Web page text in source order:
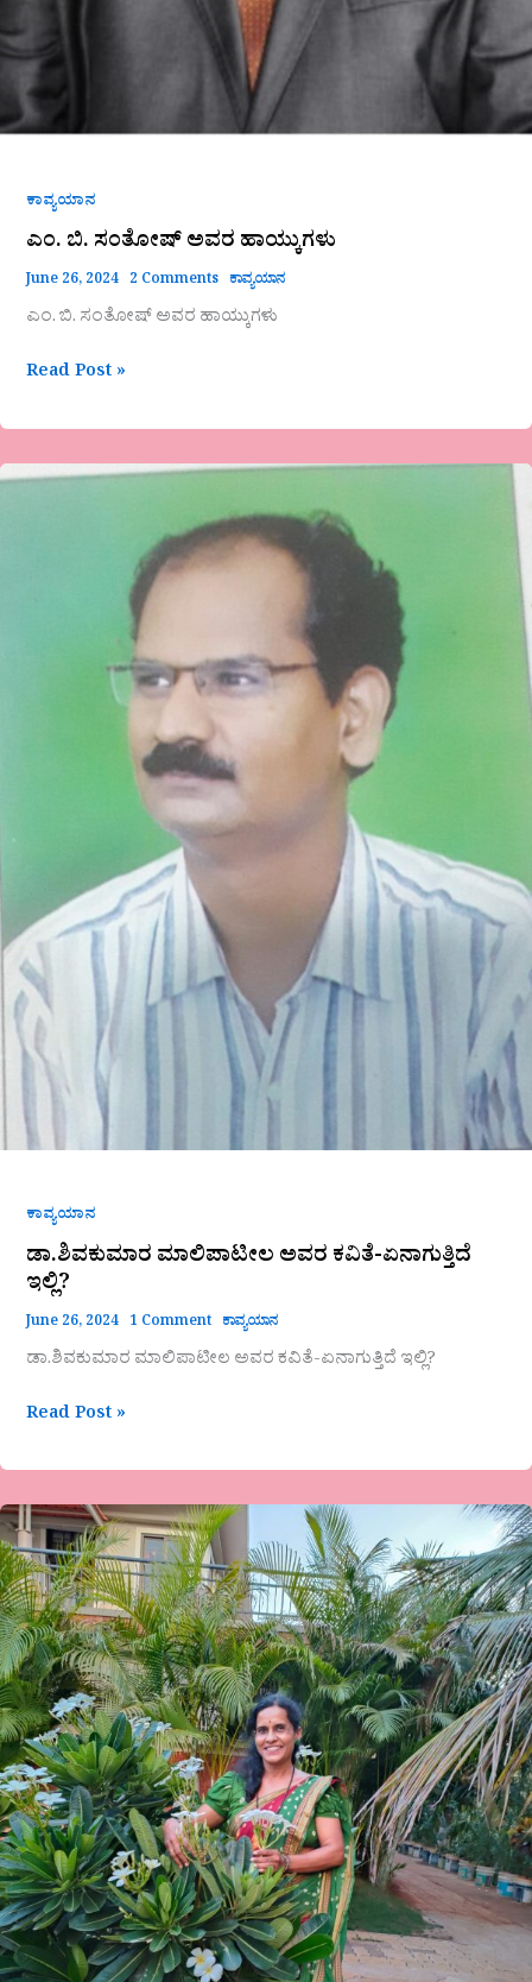
ಕಾವ್ಯಯಾನ
ಎಂ. ಬಿ. ಸಂತೋಷ್ ಅವರ ಹಾಯ್ಕುಗಳು
June 26, 2024 2 Comments ಕಾವ್ಯಯಾನ
ಎಂ. ಬಿ. ಸಂತೋಷ್ ಅವರ ಹಾಯ್ಕುಗಳು
Read Post »
ಕಾವ್ಯಯಾನ
ಡಾ.ಶಿವಕುಮಾರ ಮಾಲಿಪಾಟೀಲ ಅವರ ಕವಿತೆ-ಏನಾಗುತ್ತಿದೆ
ಇಲ್ಲಿ?
June 26, 2024 1 Comment ಕಾವ್ಯಯಾನ
ಡಾ.ಶಿವಕುಮಾರ ಮಾಲಿಪಾಟೀಲ ಅವರ ಕವಿತೆ-ಏನಾಗುತ್ತಿದೆ ಇಲ್ಲಿ?
ಡಾ.ಶಿವಕುಮಾರ
Read Post »
ಡಾ
ಅನ್ನಪೂರ್ಣ
ಹಿರೇಮಠ
ಅವರ
ಕವಿತೆ-
ಸತ್ಯ
ಸೆರೆಯಾಗಿದೆ